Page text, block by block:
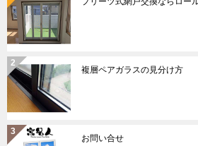
複層ペアガラスの見分け方
お問い合せ